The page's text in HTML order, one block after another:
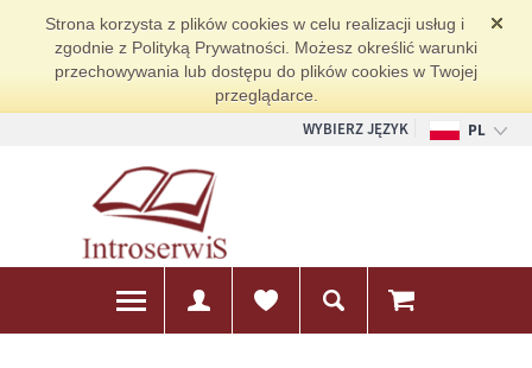
Strona korzysta z plików cookies w celu realizacji usług i
zgodnie z Polityką Prywatności. Możesz określić warunki
przechowywania lub dostępu do plików cookies w Twojej
przeglądarce.
WYBIERZ JĘZYK
PL